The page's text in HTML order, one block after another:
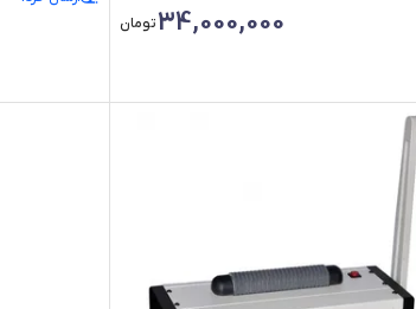
34,000,000تومان